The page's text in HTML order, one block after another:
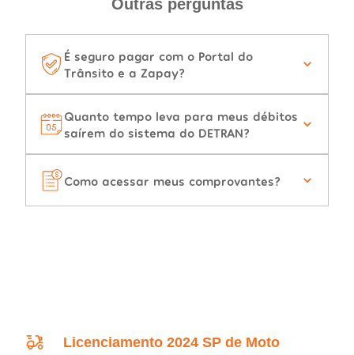
Outras perguntas
É seguro pagar com o Portal do
Trânsito e a Zapay?
Quanto tempo leva para meus débitos
saírem do sistema do DETRAN?
Como acessar meus comprovantes?
Licenciamento 2024 SP de Moto